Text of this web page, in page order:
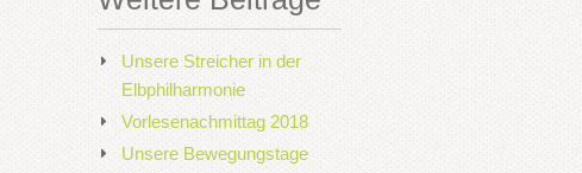
Unsere Streicher in der
Elbphilharmonie
Vorlesenachmittag 2018
Unsere Bewegungstage